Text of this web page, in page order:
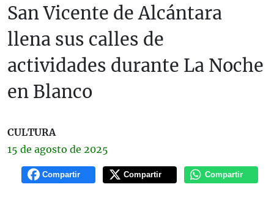
San Vicente de Alcántara
llena sus calles de
actividades durante La Noche
en Blanco
CULTURA
15 de agosto de 2025
Compartir Compartir Compartir